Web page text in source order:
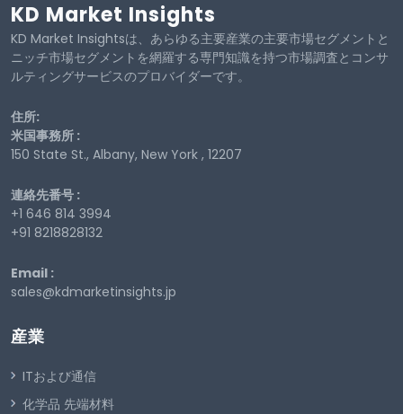
KD Market Insights
KD Market Insightsは、あらゆる主要産業の主要市場セグメントと
ニッチ市場セグメントを網羅する専門知識を持つ市場調査とコンサ
ルティングサービスのプロバイダーです。
住所:
米国事務所 :
150 State St., Albany, New York , 12207
連絡先番号 :
+1 646 814 3994
+91 8218828132
Email :
sales@kdmarketinsights.jp
産業
ITおよび通信
化学品 先端材料